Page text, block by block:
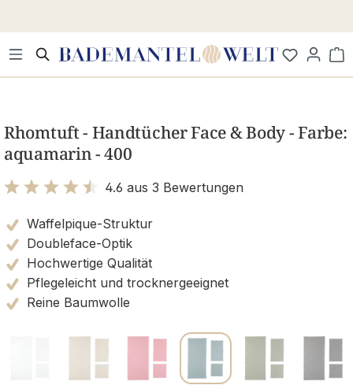
Rhomtuft - Handtücher Face & Body - Farbe:
aquamarin - 400
4.6 aus 3 Bewertungen
Waffelpique-Struktur
Doubleface-Optik
Hochwertige Qualität
Pflegeleicht und trocknergeeignet
Reine Baumwolle